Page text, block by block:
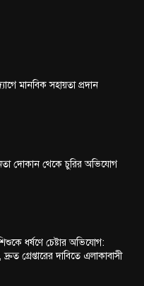
মানবিক সহায়তা প্রদান
দোকান থেকে চুরির অভিযোগ
ধর্ষণে চেষ্টার অভিযোগ:
গ্রেপ্তারের দাবিতে এলাকাবাসী